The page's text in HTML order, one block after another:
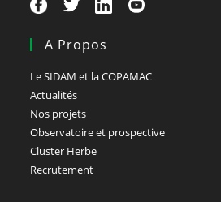
A Propos
Le SIDAM et la COPAMAC
Actualités
Nos projets
Observatoire et prospective
Cluster Herbe
Recrutement